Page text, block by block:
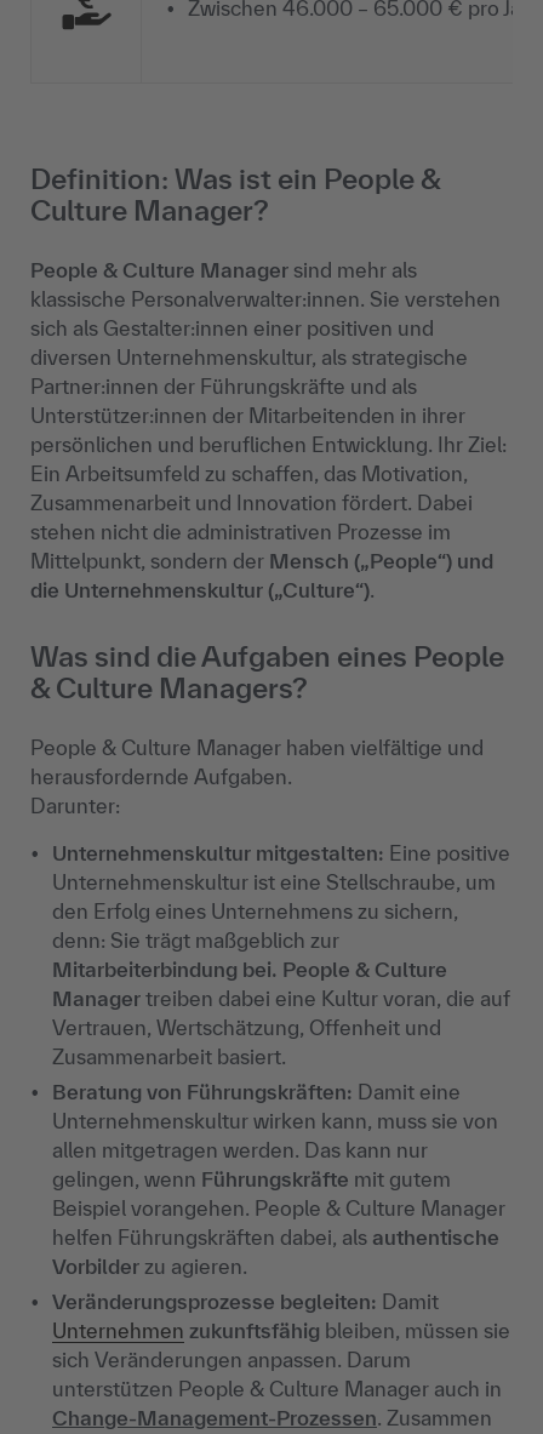
Zwischen 46.000 – 65.000 € pro Jahr
Definition: Was ist ein People &
Culture Manager?
People & Culture Manager sind mehr als
klassische Personalverwalter:innen. Sie verstehen
sich als Gestalter:innen einer positiven und
diversen Unternehmenskultur, als strategische
Partner:innen der Führungskräfte und als
Unterstützer:innen der Mitarbeitenden in ihrer
persönlichen und beruflichen Entwicklung. Ihr Ziel:
Ein Arbeitsumfeld zu schaffen, das Motivation,
Zusammenarbeit und Innovation fördert. Dabei
stehen nicht die administrativen Prozesse im
Mittelpunkt, sondern der Mensch („People“) und
die Unternehmenskultur („Culture“).
Was sind die Aufgaben eines People
& Culture Managers?
People & Culture Manager haben vielfältige und
herausfordernde Aufgaben.
Darunter:
Unternehmenskultur mitgestalten: Eine positive
Unternehmenskultur ist eine Stellschraube, um
den Erfolg eines Unternehmens zu sichern,
denn: Sie trägt maßgeblich zur
Mitarbeiterbindung bei. People & Culture
Manager treiben dabei eine Kultur voran, die auf
Vertrauen, Wertschätzung, Offenheit und
Zusammenarbeit basiert.
Beratung von Führungskräften: Damit eine
Unternehmenskultur wirken kann, muss sie von
allen mitgetragen werden. Das kann nur
gelingen, wenn Führungskräfte mit gutem
Beispiel vorangehen. People & Culture Manager
helfen Führungskräften dabei, als authentische
Vorbilder zu agieren.
Veränderungsprozesse begleiten: Damit
Unternehmen zukunftsfähig bleiben, müssen sie
sich Veränderungen anpassen. Darum
unterstützen People & Culture Manager auch in
Change-Management-Prozessen. Zusammen